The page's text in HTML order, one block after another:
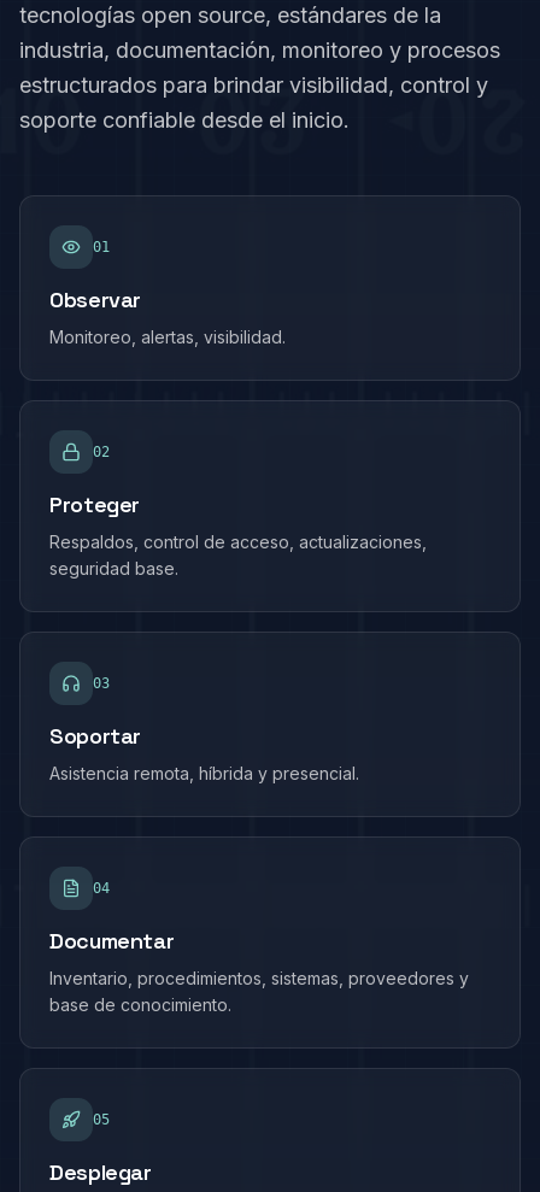
tecnologías open source, estándares de la
industria, documentación, monitoreo y procesos
estructurados para brindar visibilidad, control y
soporte confiable desde el inicio.
01
Observar
Monitoreo, alertas, visibilidad.
02
Proteger
Respaldos, control de acceso, actualizaciones,
seguridad base.
03
Soportar
Asistencia remota, híbrida y presencial.
04
Documentar
Inventario, procedimientos, sistemas, proveedores y
base de conocimiento.
05
Desplegar